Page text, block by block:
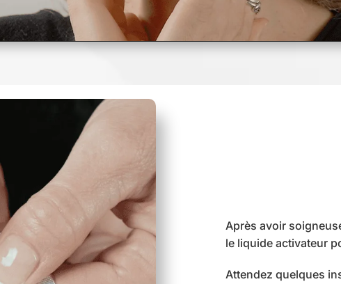
Après avoir
le liquide activateur
Attendez quelques